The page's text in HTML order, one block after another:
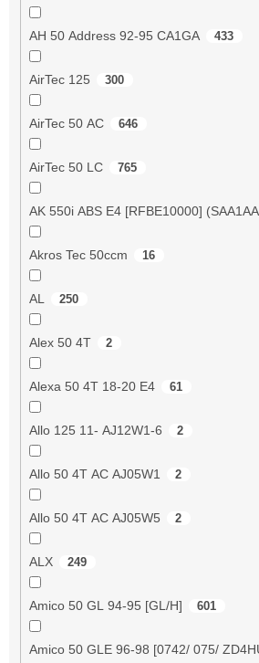
AH 50 Address 92-95 CA1GA 433
AirTec 125 300
AirTec 50 AC 646
AirTec 50 LC 765
AK 550i ABS E4 [RFBE10000]
Akros Tec 50ccm 16
AL 250
Alex 50 4T 2
Alexa 50 4T 18-20 E4 61
Allo 125 11- AJ12W1-6 2
Allo 50 4T AC AJ05W1 2
Allo 50 4T AC AJ05W5 2
ALX 249
Amico 50 GL 94-95 [GL/H] 601
Amico 50 GLE 96-98 [0742/ 075/